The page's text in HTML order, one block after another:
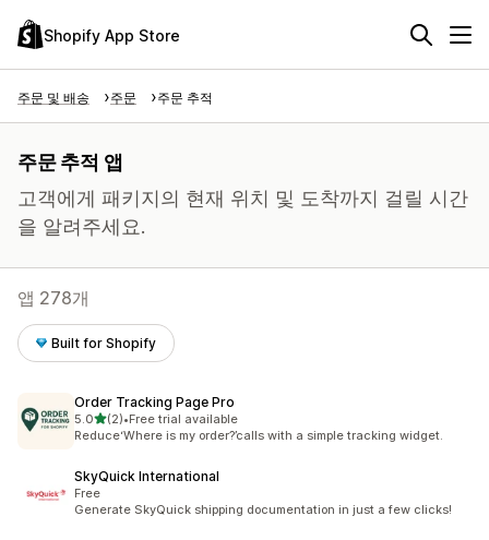
Shopify App Store
주문 및 배송 주문 주문 추적
주문 추적 앱
고객에게 패키지의 현재 위치 및 도착까지 걸릴 시간
을 알려주세요.
앱 278개
Built for Shopify
Order Tracking Page Pro
5.0별 5개 중
(2)
총 리뷰 2개
•Free trial available
Reduce‘Where is my order?’calls with a simple tracking widget.
SkyQuick International
Free
Generate SkyQuick shipping documentation in just a few clicks!